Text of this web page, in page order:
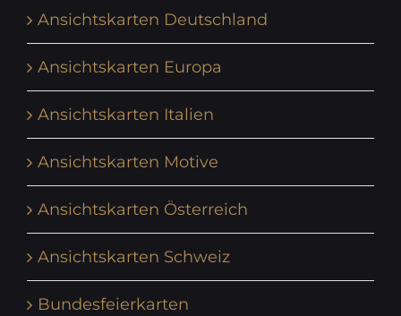
Ansichtskarten Deutschland
Ansichtskarten Europa
Ansichtskarten Italien
Ansichtskarten Motive
Ansichtskarten Österreich
Ansichtskarten Schweiz
Bundesfeierkarten